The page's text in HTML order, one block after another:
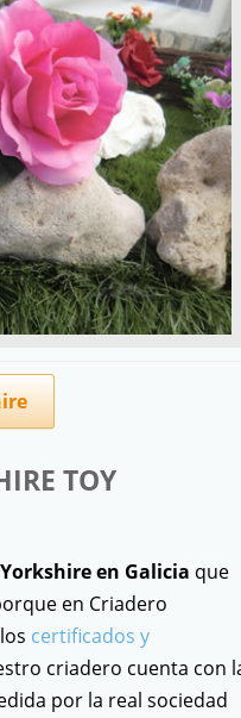
TOY
en Galicia que
en Criadero
certificados y
criadero cuenta con
por la real sociedad